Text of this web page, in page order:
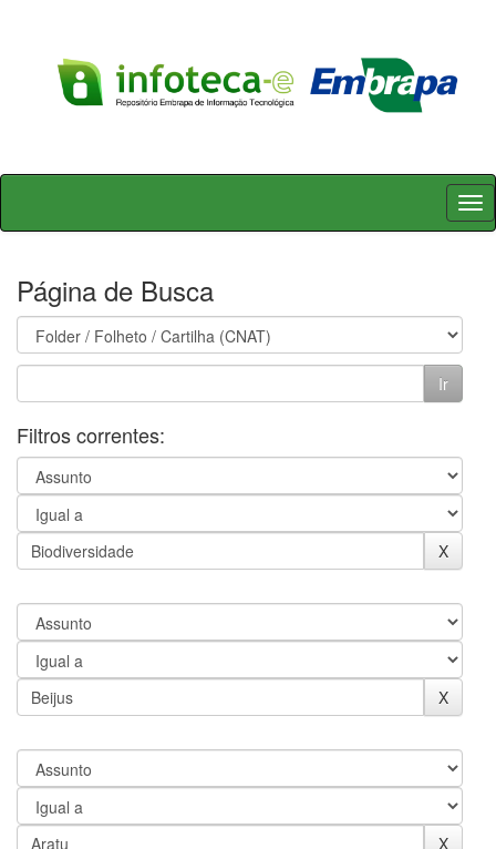
Skip
Página de Busca
Filtros correntes: